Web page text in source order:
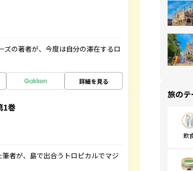
の著者が、今度は自分の滞在するロ
詳細を見る
1巻
者が、島で出合うトロピカルでマジ
旅のテ
飲